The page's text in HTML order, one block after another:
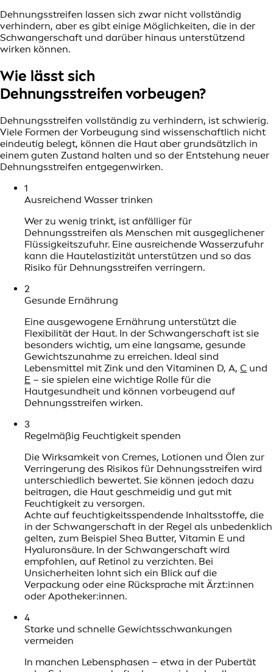
Dehnungsstreifen lassen sich zwar nicht vollständig
verhindern, aber es gibt einige Möglichkeiten, die in der
Schwangerschaft und darüber hinaus unterstützend
wirken können.
Wie lässt sich
Dehnungsstreifen vorbeugen?
Dehnungsstreifen vollständig zu verhindern, ist schwierig.
Viele Formen der Vorbeugung sind wissenschaftlich nicht
eindeutig belegt, können die Haut aber grundsätzlich in
einem guten Zustand halten und so der Entstehung neuer
Dehnungsstreifen entgegenwirken.
1
Ausreichend Wasser trinken
Wer zu wenig trinkt, ist anfälliger für
Dehnungsstreifen als Menschen mit ausgeglichener
Flüssigkeitszufuhr. Eine ausreichende Wasserzufuhr
kann die Hautelastizität unterstützen und so das
Risiko für Dehnungsstreifen verringern.
2
Gesunde Ernährung
Eine ausgewogene Ernährung unterstützt die
Flexibilität der Haut. In der Schwangerschaft ist sie
besonders wichtig, um eine langsame, gesunde
Gewichtszunahme zu erreichen. Ideal sind
Lebensmittel mit Zink und den Vitaminen D, A, C und
E – sie spielen eine wichtige Rolle für die
Hautgesundheit und können vorbeugend auf
Dehnungsstreifen wirken.
3
Regelmäßig Feuchtigkeit spenden
Die Wirksamkeit von Cremes, Lotionen und Ölen zur
Verringerung des Risikos für Dehnungsstreifen wird
unterschiedlich bewertet. Sie können jedoch dazu
beitragen, die Haut geschmeidig und gut mit
Feuchtigkeit zu versorgen.
Achte auf feuchtigkeitsspendende Inhaltsstoffe, die
in der Schwangerschaft in der Regel als unbedenklich
gelten, zum Beispiel Shea Butter, Vitamin E und
Hyaluronsäure. In der Schwangerschaft wird
empfohlen, auf Retinol zu verzichten. Bei
Unsicherheiten lohnt sich ein Blick auf die
Verpackung oder eine Rücksprache mit Ärzt:innen
oder Apotheker:innen.
4
Starke und schnelle Gewichtsschwankungen
vermeiden
In manchen Lebensphasen – etwa in der Pubertät